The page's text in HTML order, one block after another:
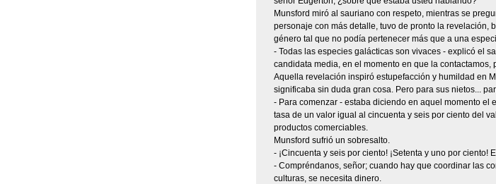
Munsford miró al sauriano con respeto, mientras se
personaje con más detalle, tuvo de pronto la
género tal que no podía pertenecer más que a una
- Todas las especies galácticas son vivaces - explicó el
candidata media, en el momento en que la
Aquella revelación inspiró estupefacción y humildad en
significaba sin duda gran cosa. Pero para sus nietos...
- Para comenzar - estaba diciendo en aquel momento el
tasa de un valor igual al cincuenta y seis por ciento del
productos comerciables.
Munsford sufrió un sobresalto.
- ¡Cincuenta y seis por ciento! ¡Setenta y uno por ciento!
- Compréndanos, señor; cuando hay que coordinar las
culturas, se necesita dinero.